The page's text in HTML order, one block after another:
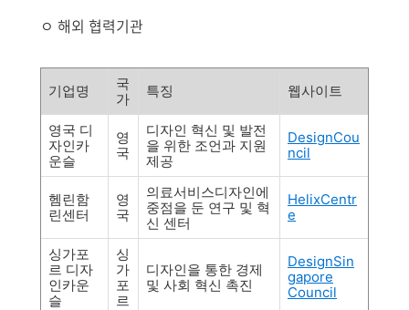
ㅇ 해외 협력기관
기업명
국
가
특징 웹사이트
영국 디
자인카
운슬
영
국
디자인 혁신 및 발전
을 위한 조언과 지원
제공
DesignCou
ncil
헴린함
린센터
영
국
의료서비스디자인에
중점을 둔 연구 및 혁
신 센터
HelixCentr
e
싱가포
르 디자
인카운
슬
싱
가
포
르
디자인을 통한 경제
및 사회 혁신 촉진
DesignSin
gapore
Council